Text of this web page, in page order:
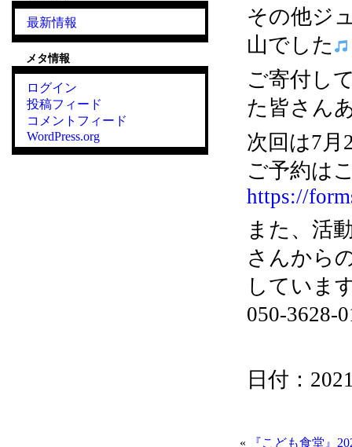
その他ジ
山でした
ご寄付し
た皆さん
次回は7月
ご予約は
https://
また、活
さんから
していま
050-3628-
日付：
« 『こども食堂』
最新情報
メタ情報
ログイン
投稿フィード
コメントフィード
WordPress.org